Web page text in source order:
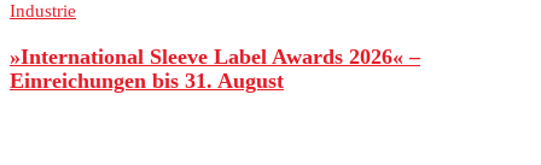
Industrie
»International Sleeve Label Awards 2026« –
Einreichungen bis 31. August